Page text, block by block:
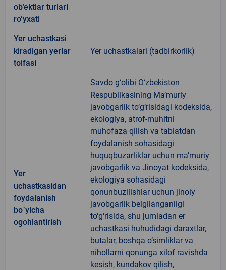
ob’ektlar turlari
ro‘yxati
Yer uchastkasi
kiradigan yerlar
toifasi
Yer uchastkalari (tadbirkorlik)
Yer
uchastkasidan
foydalanish
bo`yicha
ogohlantirish
Savdo g‘olibi O‘zbekiston
Respublikasining Ma’muriy
javobgarlik to‘g‘risidagi kodeksida,
ekologiya, atrof-muhitni
muhofaza qilish va tabiatdan
foydalanish sohasidagi
huquqbuzarliklar uchun ma’muriy
javobgarlik va Jinoyat kodeksida,
ekologiya sohasidagi
qonunbuzilishlar uchun jinoiy
javobgarlik belgilanganligi
to‘g‘risida, shu jumladan er
uchastkasi huhudidagi daraxtlar,
butalar, boshqa o‘simliklar va
nihollarni qonunga xilof ravishda
kesish, kundakov qilish,